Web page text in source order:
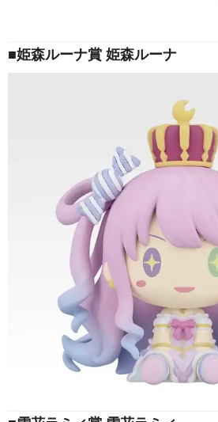
■姫森ルーナ賞 姫森ルーナ